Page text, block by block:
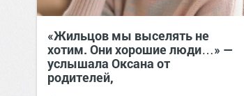
«Жильцов мы выселять не
хотим. Они хорошие люди…» —
услышала Оксана от
родителей,